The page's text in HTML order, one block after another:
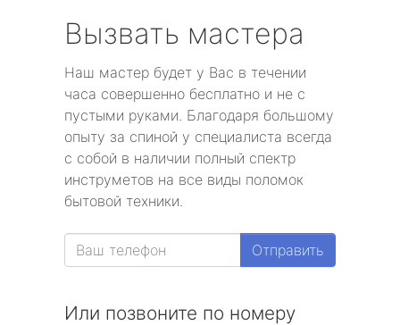
Вызвать мастера
Наш мастер будет у Вас в течении
часа совершенно бесплатно и не с
пустыми руками. Благодаря большому
опыту за спиной у специалиста всегда
с собой в наличии полный спектр
инструметов на все виды поломок
бытовой техники.
Отправить
Или позвоните по номеру